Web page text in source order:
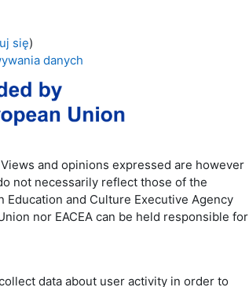
się)
danych
and opinions expressed are however
not necessarily reflect those of the
Education and Culture Executive Agency
nor EACEA can be held responsible for
data about user activity in order to